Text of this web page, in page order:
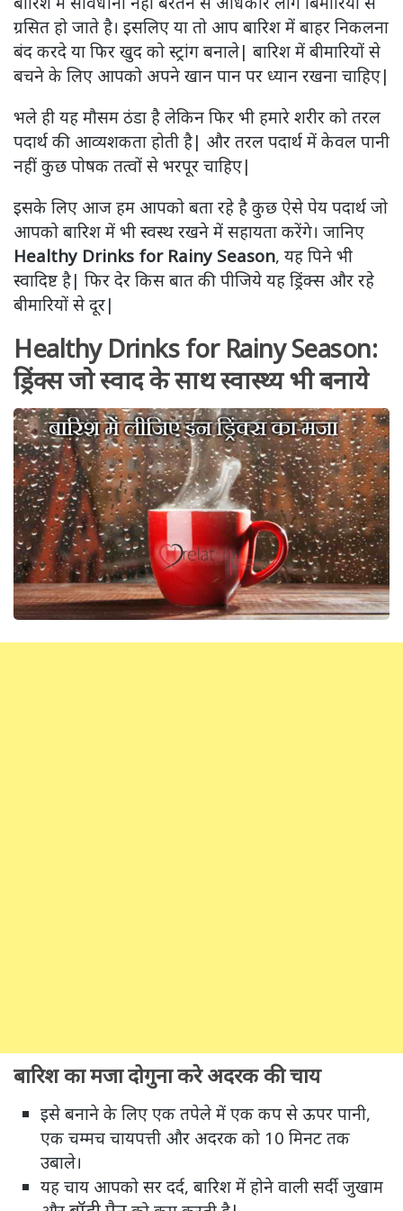
ग्रसित हो जाते है। इसलिए या तो आप बारिश में बाहर निकलना
बंद करदे या फिर खुद को स्ट्रांग बनाले| बारिश में बीमारियों से
बचने के लिए आपको अपने खान पान पर ध्यान रखना चाहिए|
भले ही यह मौसम ठंडा है लेकिन फिर भी हमारे शरीर को तरल
पदार्थ की आव्यशकता होती है| और तरल पदार्थ में केवल पानी
नहीं कुछ पोषक तत्वों से भरपूर चाहिए|
इसके लिए आज हम आपको बता रहे है कुछ ऐसे पेय पदार्थ जो
आपको बारिश में भी स्वस्थ रखने में सहायता करेंगे। जानिए
Healthy Drinks for Rainy Season, यह पिने भी
स्वादिष्ट है| फिर देर किस बात की पीजिये यह ड्रिंक्स और रहे
बीमारियों से दूर|
Healthy Drinks for Rainy Season:
ड्रिंक्स जो स्वाद के साथ स्वास्थ्य भी बनाये
बारिश का मजा दोगुना करे अदरक की चाय
इसे बनाने के लिए एक तपेले में एक कप से ऊपर पानी,
एक चम्मच चायपत्ती और अदरक को 10 मिनट तक
उबाले।
यह चाय आपको सर दर्द, बारिश में होने वाली सर्दी जुखाम